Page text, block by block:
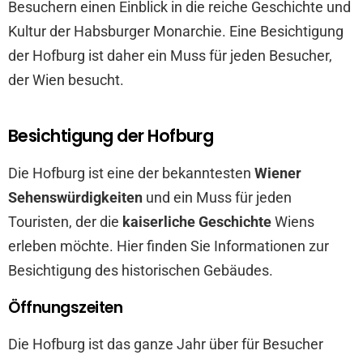
Besuchern einen Einblick in die reiche Geschichte und
Kultur der Habsburger Monarchie. Eine Besichtigung
der Hofburg ist daher ein Muss für jeden Besucher,
der Wien besucht.
Besichtigung der Hofburg
Die Hofburg ist eine der bekanntesten Wiener
Sehenswürdigkeiten und ein Muss für jeden
Touristen, der die kaiserliche GeschichteWiens
erleben möchte. Hier finden Sie Informationen zur
Besichtigung des historischen Gebäudes.
Öffnungszeiten
Die Hofburg ist das ganze Jahr über für Besucher